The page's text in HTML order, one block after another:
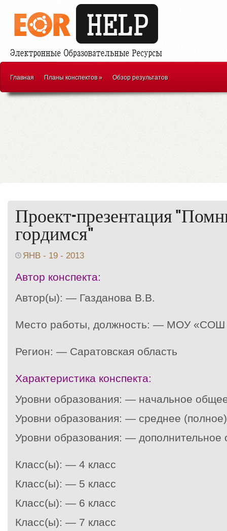
Главная Планы конспектов» Обзор результатов
Проект-презентация
гордимся"
ЯНВ - 19 - 2013
Автор конспекта:
Автор(ы): — Газданова В.В.
Место работы, должность: — МОУ «СОШ
Регион: — Саратовская область
Характеристика конспекта:
Уровни образования: — начальное
Уровни образования: — среднее
Уровни образования: — дополнительное
Класс(ы): — 4 класс
Класс(ы): — 5 класс
Класс(ы): — 6 класс
Класс(ы): — 7 класс